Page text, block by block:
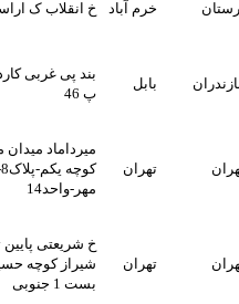
خرم آباد خ انقلاب ک اراسته 4
بابل
بند پی غربی کاردیکلای غربی
پ 46
تهران
میرداماد میدان مادر خ بهروز
کوچه یکم-پلاک8-ساختمان
تهران
خ شریعتی پایین تر از بهار
شیراز کوچه حسینی نژاد بن